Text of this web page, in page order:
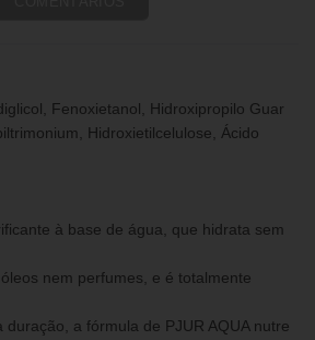
Fenoxietanol, Hidroxipropilo Guar
Hidroxietilcelulose, Ácido
à base de água, que hidrata sem
nem perfumes, e é totalmente
duração, a fórmula de PJUR AQUA nutre